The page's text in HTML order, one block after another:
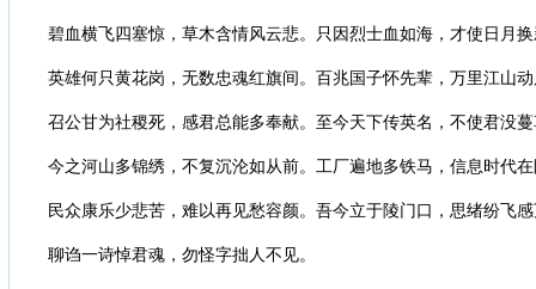
碧血横飞四塞惊，草木含情风云悲。只因烈士血如海，才使日月换
英雄何只黄花岗，无数忠魂红旗间。百兆国子怀先辈，万里江山动
召公甘为社稷死，感君总能多奉献。至今天下传英名，不使君没蔓
今之河山多锦绣，不复沉沦如从前。工厂遍地多铁马，信息时代在
民众康乐少悲苦，难以再见愁容颜。吾今立于陵门口，思绪纷飞感
聊诌一诗悼君魂，勿怪字拙人不见。